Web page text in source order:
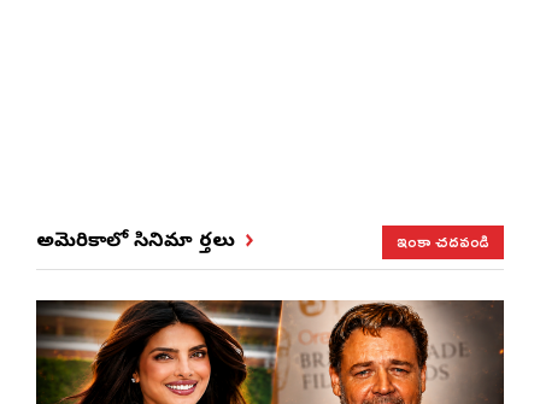
అమెరికాలో సినిమా వార్తలు ఇంకా చదవండి